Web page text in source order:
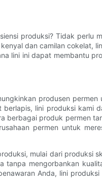
produksi? Tidak perlu
dan camilan cokelat,
lini ini dapat membantu
produsen
lini produksi kami
produk permen
permen untuk
mulai dari produksi
mengorbankan
Anda, lini